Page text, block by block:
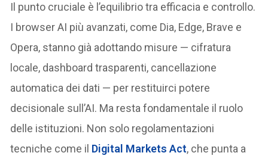
Il punto cruciale è l’equilibrio tra efficacia e controllo.
I browser AI più avanzati, come Dia, Edge, Brave e
Opera, stanno già adottando misure — cifratura
locale, dashboard trasparenti, cancellazione
automatica dei dati — per restituirci potere
decisionale sull’AI. Ma resta fondamentale il ruolo
delle istituzioni. Non solo regolamentazioni
tecniche come il Digital Markets Act, che punta a